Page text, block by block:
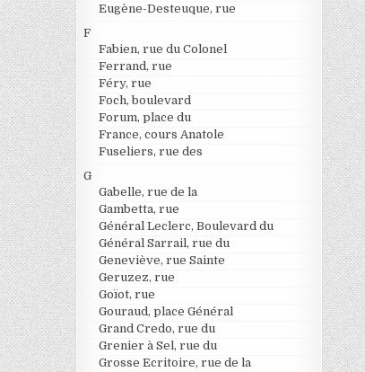
Eugène-Desteuque, rue
F
Fabien, rue du Colonel
Ferrand, rue
Féry, rue
Foch, boulevard
Forum, place du
France, cours Anatole
Fuseliers, rue des
G
Gabelle, rue de la
Gambetta, rue
Général Leclerc, Boulevard du
Général Sarrail, rue du
Geneviève, rue Sainte
Geruzez, rue
Goïot, rue
Gouraud, place Général
Grand Credo, rue du
Grenier à Sel, rue du
Grosse Ecritoire, rue de la